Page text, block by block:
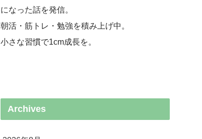
になった話を発信。
朝活・筋トレ・勉強を積み上げ中。
小さな習慣で1cm成長を。
Archives